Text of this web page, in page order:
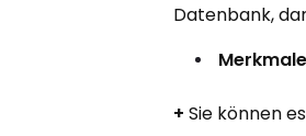
Datenbank,
+Sie können